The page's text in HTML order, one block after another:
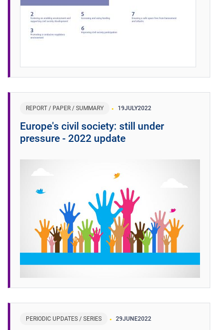
REPORT / PAPER / SUMMARY 19JULY2022
Europe's civil society: still under
pressure - 2022 update
PERIODIC UPDATES / SERIES 29JUNE2022